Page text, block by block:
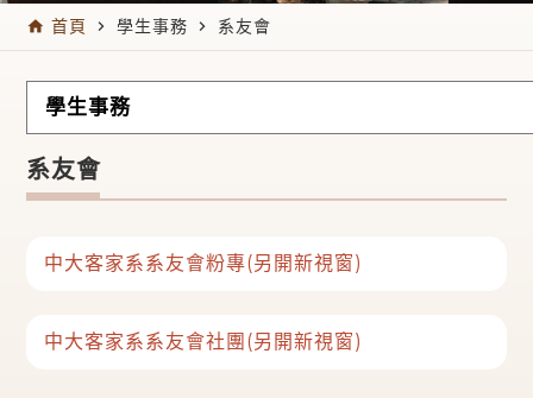
home 首頁 navigate_next 學生事務 navigate_next 系友會
學生事務
系友會
中大客家系系友會粉專(另開新視窗)
中大客家系系友會社團(另開新視窗)